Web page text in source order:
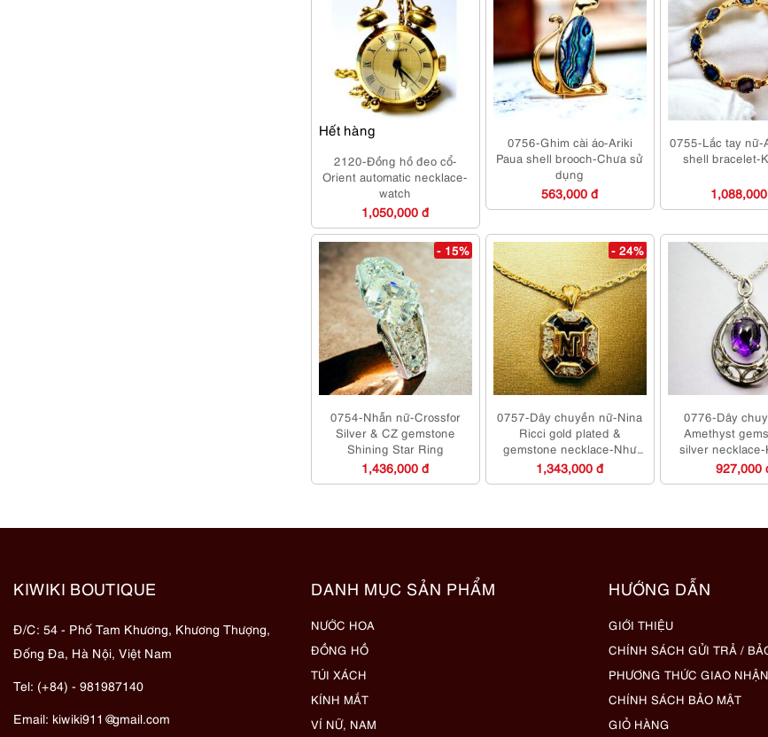
Hết hàng
2120-Đồng hồ đeo cổ-
Orient automatic necklace-
watch
1,050,000 đ
0756-Ghim cài áo-Ariki
Paua shell brooch-Chưa sử
dụng
563,000 đ
0755-Lắc tay nữ-
shell bracelet-
- 15%
0754-Nhẫn nữ-Crossfor
Silver & CZ gemstone
Shining Star Ring
1,436,000 đ
- 24%
0757-Dây chuyền nữ-Nina
Ricci gold plated &
gemstone necklace-Như
mới
1,343,000 đ
0776-Dây
Amethyst
silver necklace-
927,000
KIWIKI BOUTIQUE
Đ/C: 54 - Phố Tam Khương, Khương Thượng,
Đống Đa, Hà Nội, Việt Nam
Tel: (+84) - 981987140
Email: kiwiki911@gmail.com
DANH MỤC SẢN PHẨM
NƯỚC HOA
ĐỒNG HỒ
TÚI XÁCH
KÍNH MẮT
VÍ NỮ, NAM
HƯỚNG DẪN
GIỚI THIỆU
CHÍNH SÁCH GỬI TRẢ /
PHƯƠNG THỨC GIAO
CHÍNH SÁCH BẢO MẬT
GIỎ HÀNG